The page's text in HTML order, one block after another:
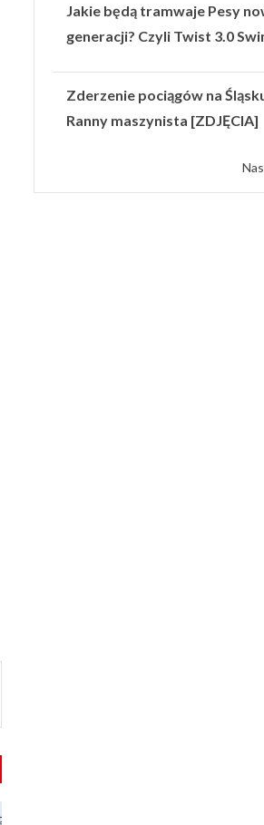
Jakie będą tramwaje Pesy
generacji? Czyli Twist 3.0
Zderzenie pociągów na
Ranny maszynista [ZDJĘCIA]